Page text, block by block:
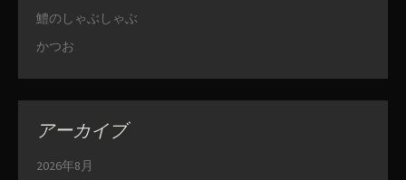
鱧のしゃぶしゃぶ
かつお
アーカイブ
2026年8月